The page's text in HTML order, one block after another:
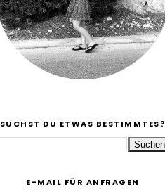
SUCHST DU ETWAS BESTIMMTES?
E-MAIL FÜR ANFRAGEN